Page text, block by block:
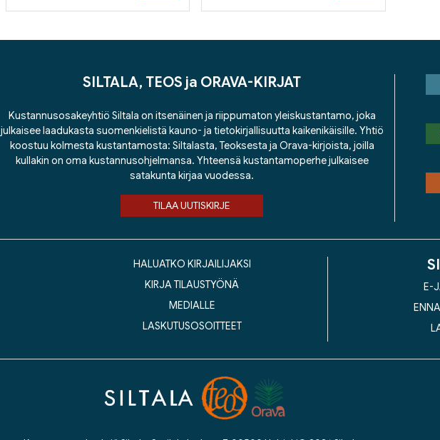
SILTALA, TEOS ja ORAVA-KIRJAT
Kustannusosakeyhtiö Siltala on itsenäinen ja riippumaton yleiskustantamo, joka
julkaisee laadukasta suomenkielistä kauno- ja tietokirjallisuutta kaikenikäisille. Yhtiö
koostuu kolmesta kustantamosta: Siltalasta, Teoksesta ja Orava-kirjoista, joilla
kullakin on oma kustannusohjelmansa. Yhteensä kustantamoperhe julkaisee
satakunta kirjaa vuodessa.
TILAA UUTISKIRJE
HALUATKO KIRJAILIJAKSI
KIRJA TILAUSTYÖNÄ
MEDIALLE
LASKUTUSOSOITTEET
E-